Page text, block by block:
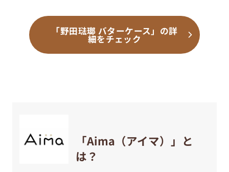
「野田琺瑯 バターケース」の詳
細をチェック
「Aima（アイマ）」と
は？